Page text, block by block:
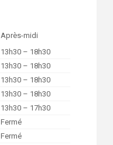
Après-midi
13h30 – 18h30
13h30 – 18h30
13h30 – 18h30
13h30 – 18h30
13h30 – 17h30
Fermé
Fermé